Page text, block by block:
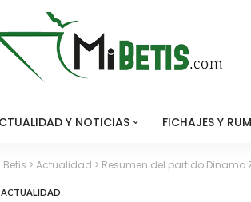
Y NOTICIAS FICHAJES Y
Betis > Actualidad > Resumen del partido Dinamo
ACTUALIDAD